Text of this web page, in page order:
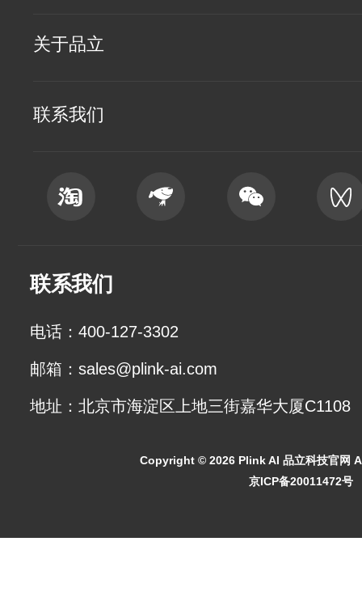
关于品立
联系我们
联系我们
电话：400-127-3302
邮箱：sales@plink-ai.com
地址：北京市海淀区上地三街嘉华大厦C1108
Copyright © 2026 Plink AI 品立科技官网
京ICP备20011472号